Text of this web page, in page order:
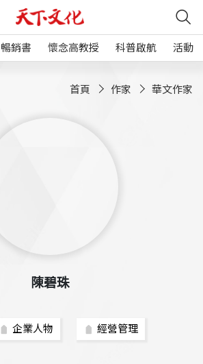
暢銷書 懷念高教授 科普啟航 活動
首頁 作家 華文作家
陳碧珠
企業人物 經營管理